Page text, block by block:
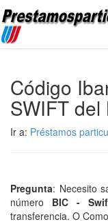
Código
SWIFT
Ir a: Préstamos
Pregunta: Necesito
número BIC -
transferencia. O Como